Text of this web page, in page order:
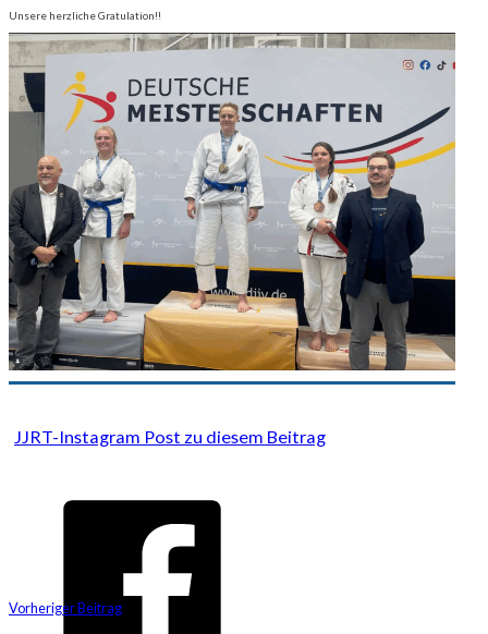
Unsere herzliche Gratulation!!
JJRT-Instagram Post zu diesem Beitrag
Vorheriger Beitrag